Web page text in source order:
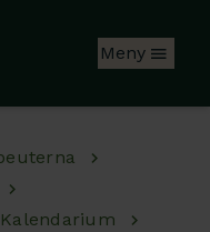
Meny
Kalendarium